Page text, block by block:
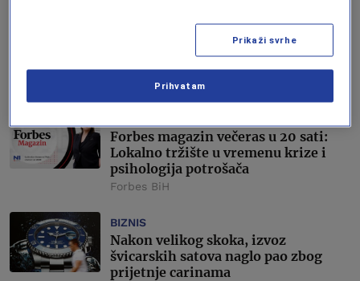
Slovenija ulazi na kinesko tržište sa
obveznica od 4 milijarde juana
Šerif Kapetanović
Forbes magazin večeras u 20 sati:
Lokalno tržište u vremenu krize i
psihologija potrošača
Forbes BiH
BIZNIS
Nakon velikog skoka, izvoz
švicarskih satova naglo pao zbog
prijetnje carinama
Prikaži svrhe
Prihvatam